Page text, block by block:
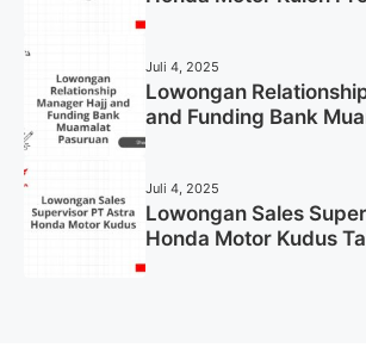
Juli 4, 2025
Lowongan
and Funding Bank
Juli 4, 2025
Lowongan Sales
Honda Motor Kudus